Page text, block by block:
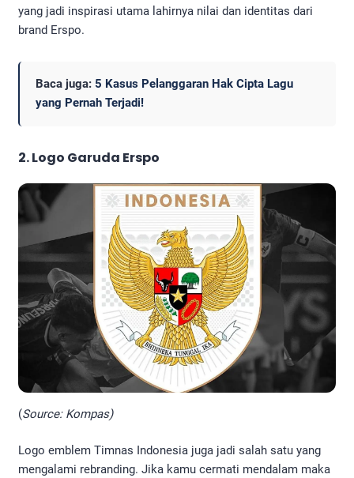
yang jadi inspirasi utama lahirnya nilai dan identitas dari
brand Erspo.
Baca juga: 5 Kasus Pelanggaran Hak Cipta Lagu
yang Pernah Terjadi!
2.Logo Garuda Erspo
(Source: Kompas)
Logo emblem Timnas Indonesia juga jadi salah satu yang
mengalami rebranding. Jika kamu cermati mendalam maka